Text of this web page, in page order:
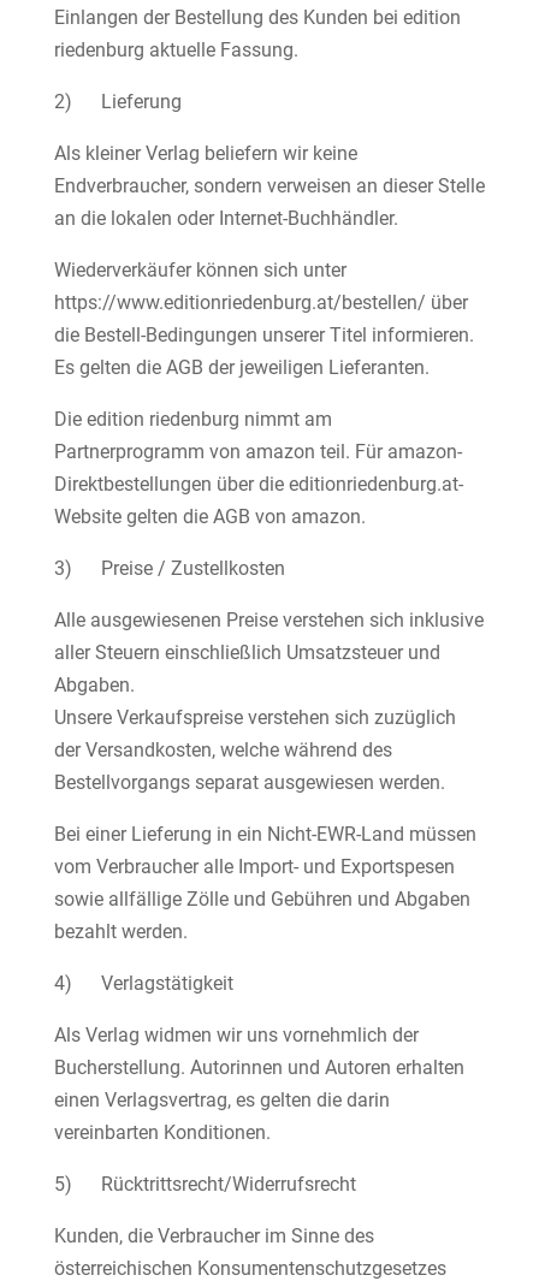
Einlangen der Bestellung des Kunden bei edition
riedenburg aktuelle Fassung.
2) Lieferung
Als kleiner Verlag beliefern wir keine
Endverbraucher, sondern verweisen an dieser Stelle
an die lokalen oder Internet-Buchhändler.
Wiederverkäufer können sich unter
https://www.editionriedenburg.at/bestellen/ über
die Bestell-Bedingungen unserer Titel informieren.
Es gelten die AGB der jeweiligen Lieferanten.
Die edition riedenburg nimmt am
Partnerprogramm von amazon teil. Für amazon-
Direktbestellungen über die editionriedenburg.at-
Website gelten die AGB von amazon.
3) Preise / Zustellkosten
Alle ausgewiesenen Preise verstehen sich inklusive
aller Steuern einschließlich Umsatzsteuer und
Abgaben.
Unsere Verkaufspreise verstehen sich zuzüglich
der Versandkosten, welche während des
Bestellvorgangs separat ausgewiesen werden.
Bei einer Lieferung in ein Nicht-EWR-Land müssen
vom Verbraucher alle Import- und Exportspesen
sowie allfällige Zölle und Gebühren und Abgaben
bezahlt werden.
4) Verlagstätigkeit
Als Verlag widmen wir uns vornehmlich der
Bucherstellung. Autorinnen und Autoren erhalten
einen Verlagsvertrag, es gelten die darin
vereinbarten Konditionen.
5) Rücktrittsrecht/Widerrufsrecht
Kunden, die Verbraucher im Sinne des
österreichischen Konsumentenschutzgesetzes